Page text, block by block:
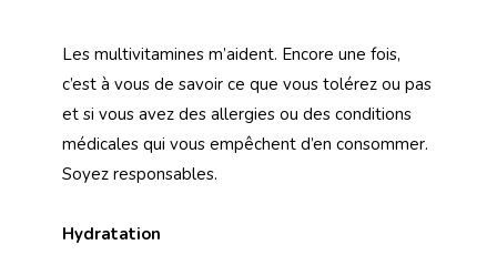
Les multivitamines m’aident. Encore une fois,
c’est à vous de savoir ce que vous tolérez ou pas
et si vous avez des allergies ou des conditions
médicales qui vous empêchent d’en consommer.
Soyez responsables.
Hydratation